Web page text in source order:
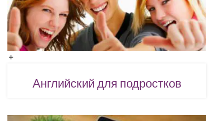
Английский для подростков